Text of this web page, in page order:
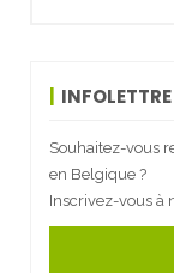
Souhaitez-vous
en Belgique ?
Inscrivez-vous à